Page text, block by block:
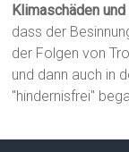
Klimaschäden
dass der
der Folgen von
und dann auch in
"hindernisfrei"